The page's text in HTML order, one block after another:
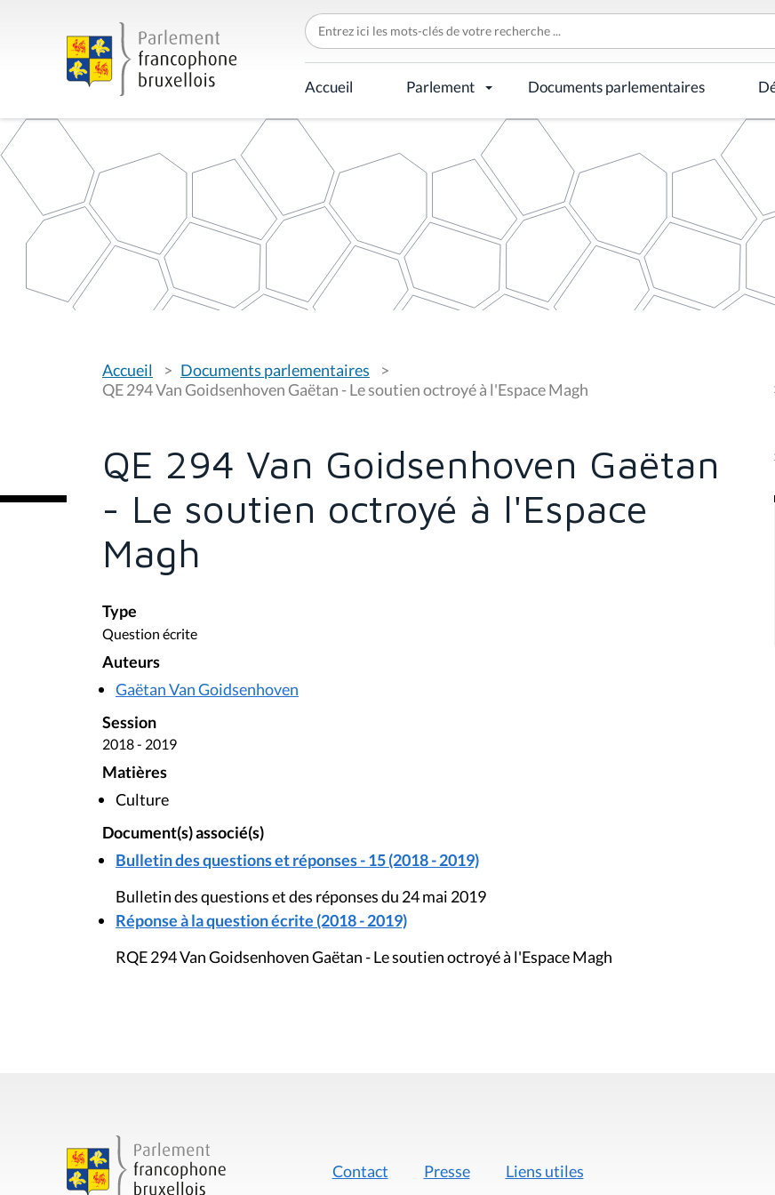
C
h
e
r
c
h
r
p
Accueil Parlement Documents parlementaires
o
u
s
s
Accueil
Documents parlementaires
QE 294 Van Goidsenhoven Gaëtan - Le soutien octroyé à l'Espace Magh
QE 294 Van Goidsenhoven Gaëtan
- Le soutien octroyé à l'Espace
Magh
Type
Question écrite
Auteurs
Gaëtan Van Goidsenhoven
Session
2018 - 2019
Matières
Culture
Document(s) associé(s)
Bulletin des questions et réponses - 15 (2018 - 2019)
Bulletin des questions et des réponses du 24 mai 2019
Réponse à la question écrite (2018 - 2019)
RQE 294 Van Goidsenhoven Gaëtan - Le soutien octroyé à l'Espace Magh
Contact Presse Liens utiles